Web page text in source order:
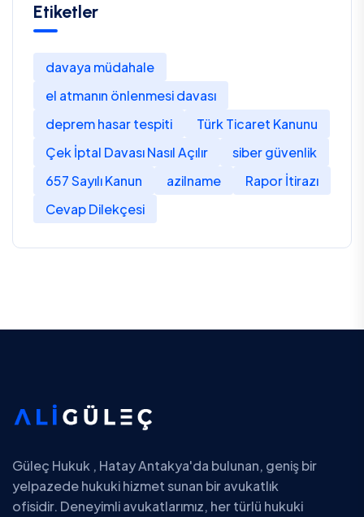
Etiketler
davaya müdahale
el atmanın önlenmesi davası
deprem hasar tespiti
Türk Ticaret Kanunu
Çek İptal Davası Nasıl Açılır
siber güvenlik
657 Sayılı Kanun
azilname
Rapor İtirazı
Cevap Dilekçesi
Güleç Hukuk , Hatay Antakya'da bulunan, geniş bir
yelpazede hukuki hizmet sunan bir avukatlık
ofisidir. Deneyimli avukatlarımız, her türlü hukuki